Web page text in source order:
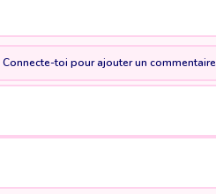
Connecte-toi pour ajouter un commentaire